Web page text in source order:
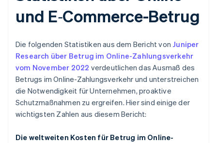
und E‑Commerce-Betrug
Die folgenden Statistiken aus dem Bericht von Juniper
Research über Betrug im Online-Zahlungsverkehr
vom November 2022 verdeutlichen das Ausmaß des
Betrugs im Online-Zahlungsverkehr und unterstreichen
die Notwendigkeit für Unternehmen, proaktive
Schutzmaßnahmen zu ergreifen. Hier sind einige der
wichtigsten Zahlen aus diesem Bericht:
Die weltweiten Kosten für Betrug im Online-